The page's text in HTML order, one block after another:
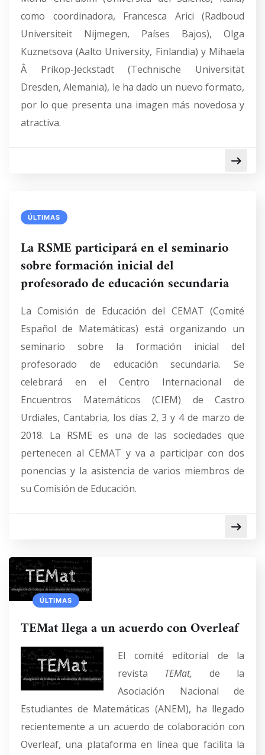
como coordinadora, Francesca Arici (Radboud
Universiteit Nijmegen, Países Bajos), Olga
Kuznetsova (Aalto University, Finlandia) y Mihaela
Â Prikop-Jeckstadt (Technische Universität
Dresden, Alemania), le ha dado un nuevo formato,
por lo que presenta una imagen más novedosa y
atractiva.
ÚLTIMAS
La RSME participará en el seminario
sobre formación inicial del
profesorado de educación secundaria
La Comisión de Educación del CEMAT (Comité
Español de Matemáticas) está organizando un
seminario sobre la formación inicial del
profesorado de educación secundaria. Se
celebrará en el Centro Internacional de
Encuentros Matemáticos (CIEM) de Castro
Urdiales, Cantabria, los días 2, 3 y 4 de marzo de
2018. La RSME es una de las sociedades que
pertenecen al CEMAT y va a participar con dos
ponencias y la asistencia de varios miembros de
su Comisión de Educación.
ÚLTIMAS
TEMat llega a un acuerdo con Overleaf
El comité editorial de la
revista TEMat, de la
Asociación Nacional de
Estudiantes de Matemáticas (ANEM), ha llegado
recientemente a un acuerdo de colaboración con
Overleaf, una plataforma en línea que facilita la